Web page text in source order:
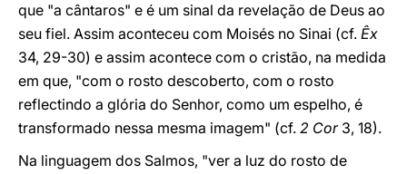
que "a cântaros" e é um sinal da revelação de Deus ao
seu fiel. Assim aconteceu com Moisés no Sinai (cf. Êx
34, 29-30) e assim acontece com o cristão, na medida
em que, "com o rosto descoberto, com o rosto
reflectindo a glória do Senhor, como um espelho, é
transformado nessa mesma imagem" (cf. 2 Cor3, 18).
Na linguagem dos Salmos, "ver a luz do rosto de